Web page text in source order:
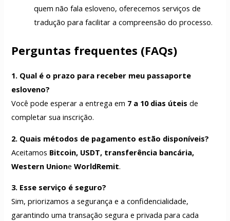
quem não fala esloveno, oferecemos serviços de
tradução para facilitar a compreensão do processo.
Perguntas frequentes (FAQs)
1. Qual é o prazo para receber meu passaporte
esloveno?
Você pode esperar a entrega em 7 a 10 dias úteis de
completar sua inscrição.
2. Quais métodos de pagamento estão disponíveis?
Aceitamos Bitcoin, USDT, transferência bancária,
Western UnioneWorldRemit.
3. Esse serviço é seguro?
Sim, priorizamos a segurança e a confidencialidade,
garantindo uma transação segura e privada para cada